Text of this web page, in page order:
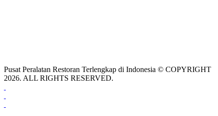
Pusat Peralatan Restoran Terlengkap di Indonesia © COPYRIGHT
2026. ALL RIGHTS RESERVED.